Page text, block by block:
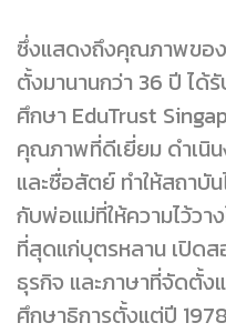
ซึ่งแสดงถึงคุณภาพขอ
ตั้งมานานกว่า 36 ปี ได้
ศึกษา EduTrust
คุณภาพที่ดีเยี่ยม ดำเนิ
และซื่อสัตย์ ทำให้สถาบั
กับพ่อแม่ที่ให้ความไว้วา
ที่สุดแก่บุตรหลาน เปิด
ธุรกิจ และภาษาที่จัดตั้ง
ศึกษาธิการตั้งแต่ปี 1978